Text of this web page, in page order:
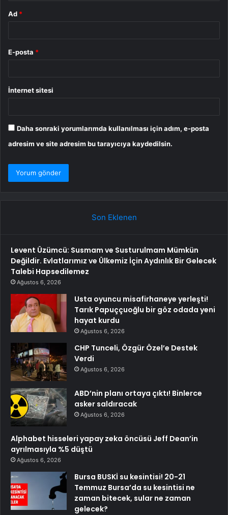
Ad *
E-posta *
İnternet sitesi
Daha sonraki yorumlarımda kullanılması için adım, e-posta
adresim ve site adresim bu tarayıcıya kaydedilsin.
Son Eklenen
Levent Üzümcü: Susmam ve Susturulmam Mümkün
Değildir. Evlatlarımız ve Ülkemiz İçin Aydınlık Bir Gelecek
Talebi Hapsedilemez
Ağustos 6, 2026
Usta oyuncu misafirhaneye yerleşti!
Tarık Papuççuoğlu bir göz odada yeni
hayat kurdu
Ağustos 6, 2026
CHP Tunceli, Özgür Özel’e Destek
Verdi
Ağustos 6, 2026
ABD’nin planı ortaya çıktı! Binlerce
asker saldıracak
Ağustos 6, 2026
Alphabet hisseleri yapay zeka öncüsü Jeff Dean’in
ayrılmasıyla %5 düştü
Ağustos 6, 2026
Bursa BUSKİ su kesintisi! 20-21
Temmuz Bursa’da su kesintisi ne
zaman bitecek, sular ne zaman
gelecek?